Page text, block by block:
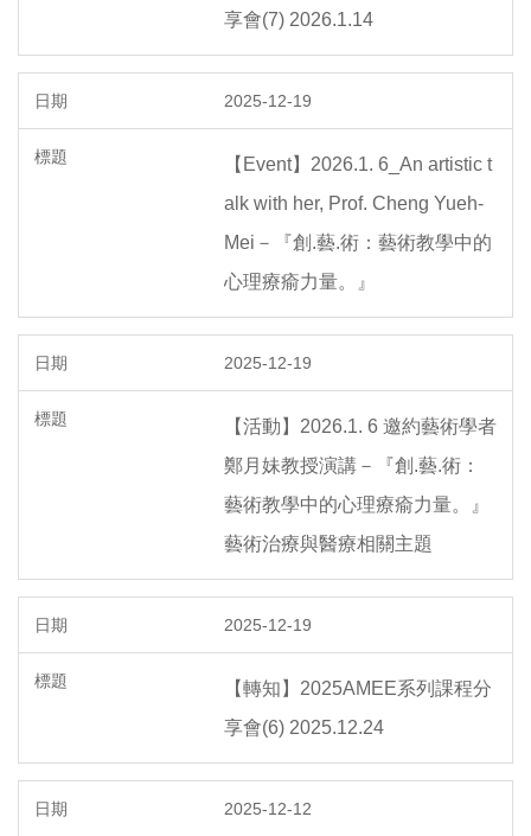
享會(7) 2026.1.14
2025-12-19
【Event】2026.1. 6_An artistic t
alk with her, Prof. Cheng Yueh-
Mei－『創.藝.術：藝術教學中的
心理療瘉力量。』
2025-12-19
【活動】2026.1. 6 邀約藝術學者
鄭月妹教授演講－『創.藝.術：
藝術教學中的心理療瘉力量。』
藝術治療與醫療相關主題
2025-12-19
【轉知】2025AMEE系列課程分
享會(6) 2025.12.24
2025-12-12